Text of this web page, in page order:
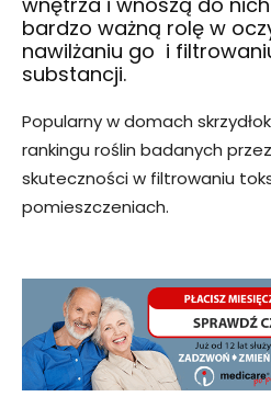
bardzo ważną rolę w
nawilżaniu go i
substancji.
Popularny w domach
rankingu roślin badanych
skuteczności w filtrowaniu
pomieszczeniach.